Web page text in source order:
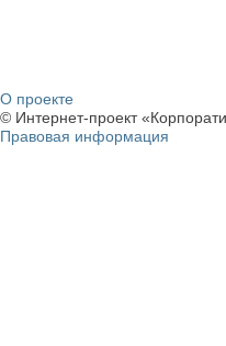
О проекте
© Интернет-проект
Правовая информация